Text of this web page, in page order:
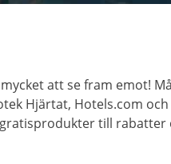
att se fram emot!
Hjärtat, Hotels.com
till rabatter